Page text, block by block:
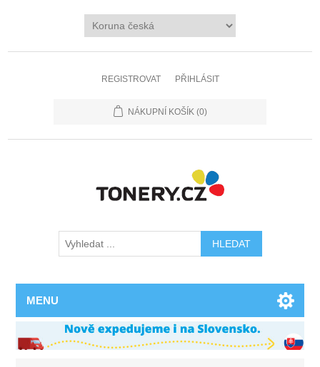
REGISTROVAT PŘIHLÁSIT
NÁKUPNÍ KOŠÍK (0)
MENU